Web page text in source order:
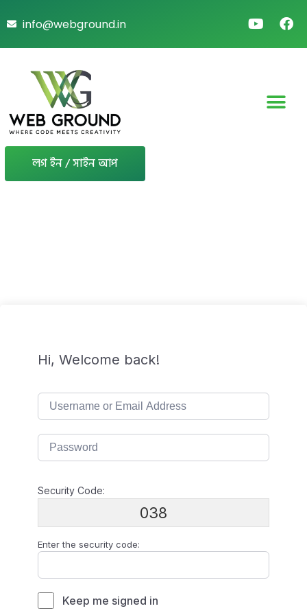
info@webground.in
লগ ইন / সাইন আপ
Hi, Welcome back!
Security Code:
038
Enter the security code:
Keep me signed in